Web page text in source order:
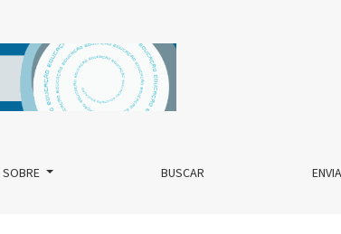
SOBRE BUSCAR